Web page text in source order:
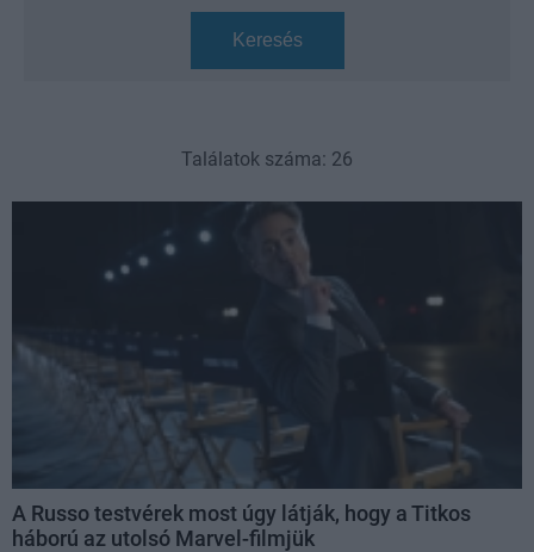
Keresés
Találatok száma: 26
A Russo testvérek most úgy látják, hogy a Titkos
háború az utolsó Marvel-filmjük